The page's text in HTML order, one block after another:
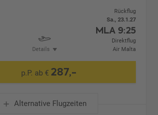
Details
Rückflug
Sa., 23.1.27
MLA 9:25
Direktflug
Air Malta
p.P. ab € 287,-
Alternative Flugzeiten